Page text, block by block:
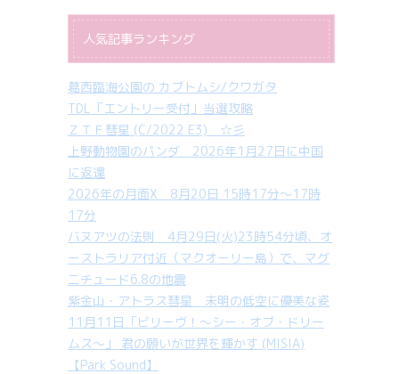
人気記事ランキング
葛西臨海公園の カブトムシ/クワガタ
TDL「エントリー受付」当選攻略
ＺＴＦ彗星 (C/2022 E3) ☆彡
上野動物園のパンダ 2026年1月27日に中国
に返還
2026年の月面X 8月20日 15時17分～17時
17分
バヌアツの法則 4月29日(火)23時54分頃、オ
ーストラリア付近（マクオーリー島）で、マグ
ニチュード6.8の地震
紫金山・アトラス彗星 未明の低空に優美な姿
11月11日「ビリーヴ！～シー・オブ・ドリー
ムス～」 君の願いが世界を輝かす (MISIA)
【Park Sound】